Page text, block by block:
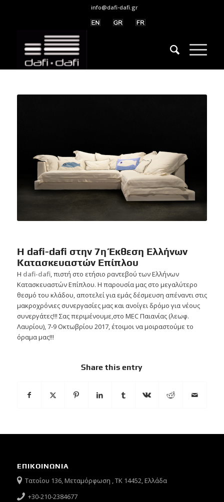
info@dafi-dafi.gr
Η dafi-dafi στην 7η Έκθεση Ελλήνων
Κατασκευαστών Επίπλου
Η dafi-dafi, πιστή στο ετήσιο ραντεβού των Ελλήνων
Κατασκευαστών Επίπλου. Η παρουσία μας στο μεγαλύτερο
θεσμό του κλάδου, αποτελεί για εμάς δέσμευση απέναντι στις
μακροχρόνιες συνεργασίες μας και ανοίγει δρόμο για νέους
συνεργάτες!!! Σας περιμένουμε,στο MEC Παιανίας (λεωφ.
Λαυρίου), 7-9 Οκτωβρίου 2017, έτοιμοι να μοιραστούμε το
όραμα μας!!!
Share this entry
ΕΠΙΚΟΙΝΩΝΙΑ
Τατοΐου 136, Μεταμόρφωση , ΤΚ 14452, Ελλάδα
+30-210-2384677